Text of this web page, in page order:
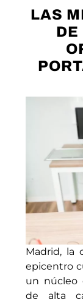
LAS
DE
Madrid, la
epicentro
un núcleo
de alta